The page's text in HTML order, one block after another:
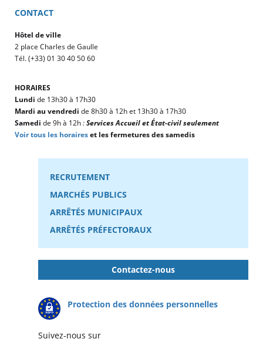
CONTACT
Hôtel de ville
2 place Charles de Gaulle
Tél. (+33) 01 30 40 50 60
HORAIRES
Lundi de 13h30 à 17h30
Mardi au vendredi de 8h30 à 12h et 13h30 à 17h30
Samedi de 9h à 12h:Services Accueil et État-civil seulement
Voir tous les horaireset les fermetures des samedis
RECRUTEMENT
MARCHÉS PUBLICS
ARRÊTÉS MUNICIPAUX
ARRÊTÉS PRÉFECTORAUX
Contactez-nous
Protection des données personnelles
Suivez-nous sur